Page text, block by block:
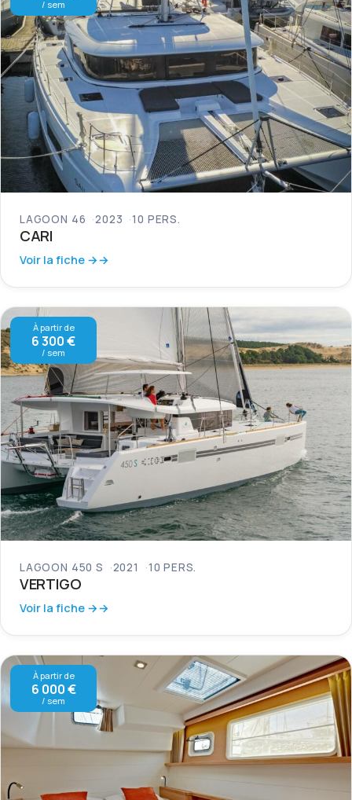
/ sem
LAGOON 46 2023 10 PERS.
CARI
Voir la fiche →
À partir de
6 300 €
/ sem
LAGOON 450 S 2021 10 PERS.
VERTIGO
Voir la fiche →
À partir de
6 000 €
/ sem